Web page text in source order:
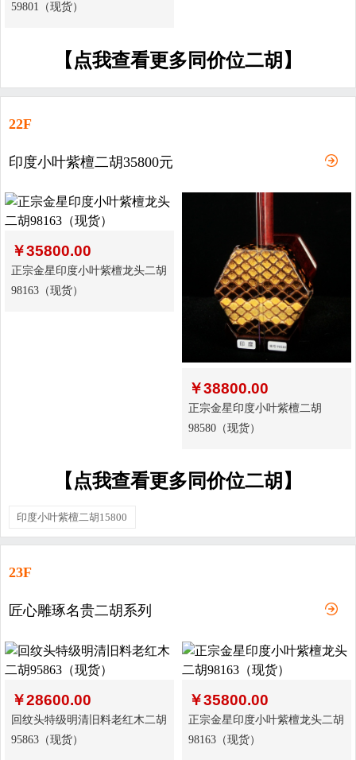
59801（现货）
【点我查看更多同价位二胡】
22F
印度小叶紫檀二胡35800元
￥35800.00
正宗金星印度小叶紫檀龙头二胡
98163（现货）
￥38800.00
正宗金星印度小叶紫檀二胡
98580（现货）
【点我查看更多同价位二胡】
印度小叶紫檀二胡15800
23F
匠心雕琢名贵二胡系列
￥28600.00
回纹头特级明清旧料老红木二胡
95863（现货）
￥35800.00
正宗金星印度小叶紫檀龙头二胡
98163（现货）